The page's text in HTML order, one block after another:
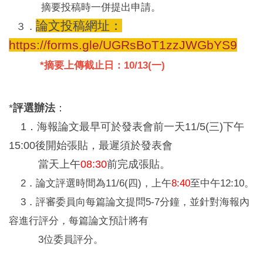
摘要投稿時一併提出申請。
３． 論文投稿網址 ：
https://forms.gle/UGRsBoT1zzJWGbYS9
*摘要上傳截止日：10/13(一)
*評選辦法：
1 ． 海報論文最早可於發表會前一天11/5(三)下午
15:00後開始張貼，最遲須於發表會
當天上午08:30前完成張貼。
2 ． 論文評選時間為11/6(四)，上午8:40至中午12:10。
3 ． 評審委員向每篇論文提問5-7分鐘，並針對海報內
容進行評分，每篇論文預計將有
3位委員評分。